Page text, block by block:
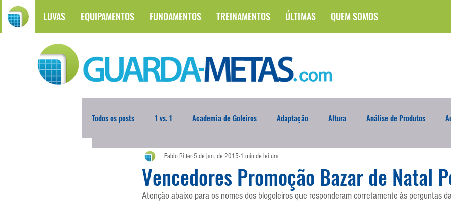
LUVAS EQUIPAMENTOS FUNDAMENTOS TREINAMENTOS ÚLTIMAS QUEM SOMOS
Todos os posts 1 vs. 1 Academia de Goleiros Adaptação Altura Análise de Produtos
Atualidades Blogoleiro da Semana Brasileirão
Comunicação Copa do Mundo Curso Defesa da Semana Deslocamento DVD
Vencedores Promoção Bazar de Natal
Fabio Ritter5 de jan. de 2015 1 min de leitura
Atenção abaixo para os nomes dos blogoleiros que responderam corretamente às perguntas